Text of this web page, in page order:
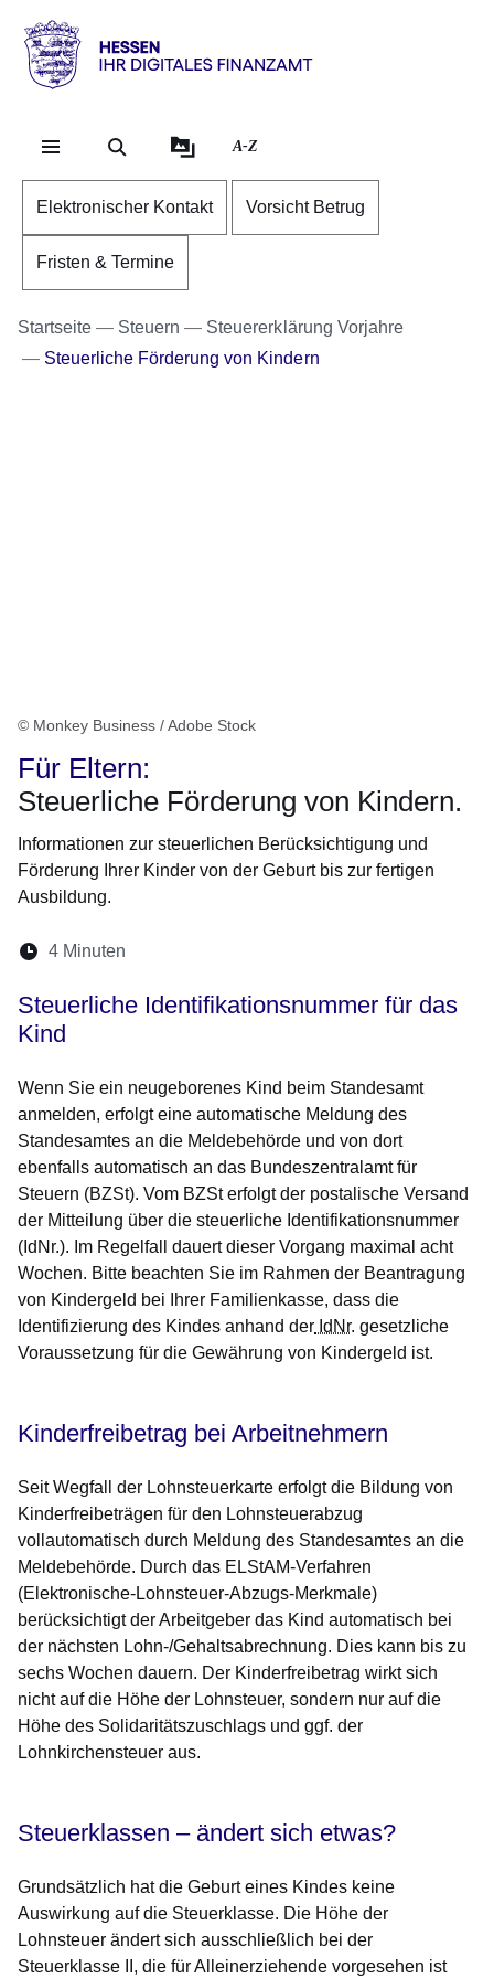
Direkt zum Kopf der
Direkt zum Inhalt
Direkt zum Fuß der
Hessen
Ihr
Finanzamt
A-Z
Elektronischer Kontakt Vorsicht Betrug
Fristen & Termine
Startseite Steuern
Steuererklärung Vorjahre
Steuerliche Förderung von Kindern
© Monkey Business / Adobe Stock
Für Eltern:
Steuerliche Förderung von Kindern.
Informationen zur steuerlichen Berücksichtigung und
Förderung Ihrer Kinder von der Geburt bis zur fertigen
Ausbildung.
Lesedauer:
4 Minuten
Steuerliche Identifikationsnummer für das
Kind
Wenn Sie ein neugeborenes Kind beim Standesamt
anmelden, erfolgt eine automatische Meldung des
Standesamtes an die Meldebehörde und von dort
ebenfalls automatisch an das Bundeszentralamt für
Steuern (BZSt). Vom BZSt erfolgt der postalische Versand
der Mitteilung über die steuerliche Identifikationsnummer
(IdNr.). Im Regelfall dauert dieser Vorgang maximal acht
Wochen. Bitte beachten Sie im Rahmen der Beantragung
von Kindergeld bei Ihrer Familienkasse, dass die
Identifizierung des Kindes anhand der IdNr. gesetzliche
Voraussetzung für die Gewährung von Kindergeld ist.
Kinderfreibetrag bei Arbeitnehmern
Seit Wegfall der Lohnsteuerkarte erfolgt die Bildung von
Kinderfreibeträgen für den Lohnsteuerabzug
vollautomatisch durch Meldung des Standesamtes an die
Meldebehörde. Durch das ELStAM-Verfahren
(Elektronische-Lohnsteuer-Abzugs-Merkmale)
berücksichtigt der Arbeitgeber das Kind automatisch bei
der nächsten Lohn-/Gehaltsabrechnung. Dies kann bis zu
sechs Wochen dauern. Der Kinderfreibetrag wirkt sich
nicht auf die Höhe der Lohnsteuer, sondern nur auf die
Höhe des Solidaritätszuschlags und ggf. der
Lohnkirchensteuer aus.
Steuerklassen – ändert sich etwas?
Grundsätzlich hat die Geburt eines Kindes keine
Auswirkung auf die Steuerklasse. Die Höhe der
Lohnsteuer ändert sich ausschließlich bei der
Steuerklasse II, die für Alleinerziehende vorgesehen ist